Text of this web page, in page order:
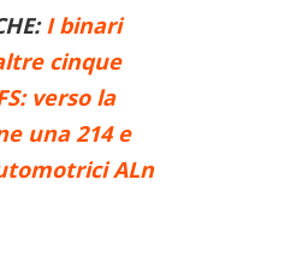
I binari
cinque
verso la
una 214 e
ALn